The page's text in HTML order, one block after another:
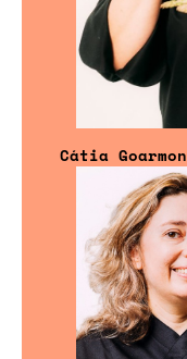
Cátia Goarmon